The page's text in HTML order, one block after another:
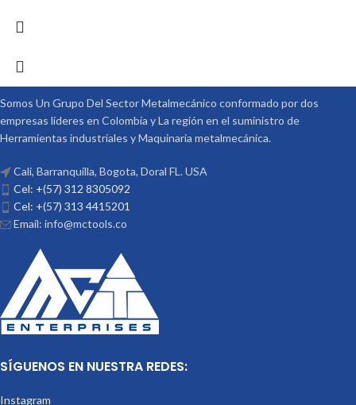
Somos Un Grupo Del Sector Metalmecánico conformado por dos
empresas lideres en Colombia y La región en el suministro de
Herramientas industriales y Maquinaria metalmecánica.
Cali, Barranquilla, Bogota, Doral FL. USA
Cel: +(57) 312 8305092
Cel: +(57) 313 4415201
Email: info@mctools.co
SÍGUENOS EN NUESTRA REDES:
Instagram